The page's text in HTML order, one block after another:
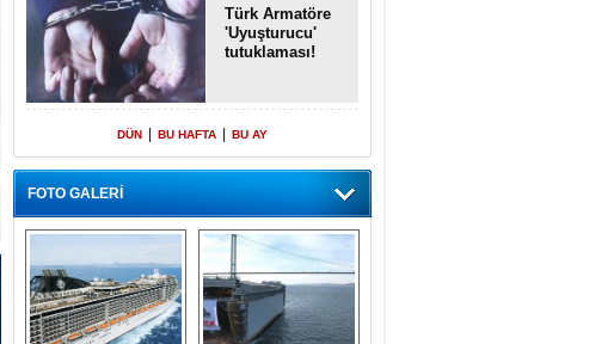
Türk Armatöre
'Uyuşturucu'
tutuklaması!
DÜN BU HAFTA BU AY
FOTO GALERİ